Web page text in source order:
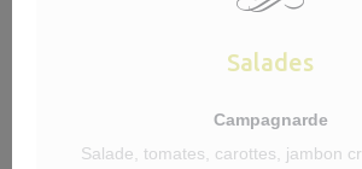
Salades
Campagnarde
Salade, tomates, carottes, jambon